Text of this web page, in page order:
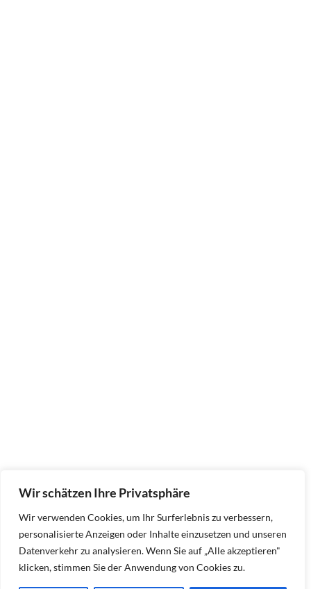
Wir schätzen Ihre Privatsphäre
Wir verwenden Cookies, um Ihr Surferlebnis zu verbessern,
personalisierte Anzeigen oder Inhalte einzusetzen und unseren
Datenverkehr zu analysieren. Wenn Sie auf „Alle akzeptieren"
klicken, stimmen Sie der Anwendung von Cookies zu.